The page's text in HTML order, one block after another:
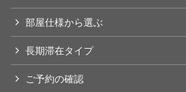
部屋仕様から選ぶ
長期滞在タイプ
ご予約の確認